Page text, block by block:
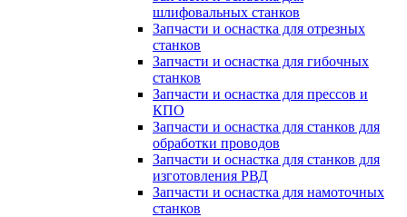
шлифовальных станков
Запчасти и оснастка для отрезных
станков
Запчасти и оснастка для гибочных
станков
Запчасти и оснастка для прессов и
КПО
Запчасти и оснастка для станков для
обработки проводов
Запчасти и оснастка для станков для
изготовления РВД
Запчасти и оснастка для намоточных
станков